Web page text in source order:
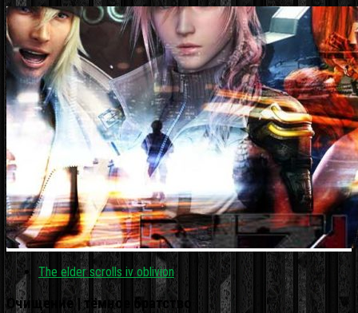
The elder scrolls iv oblivion
Очищение | тёмное братство